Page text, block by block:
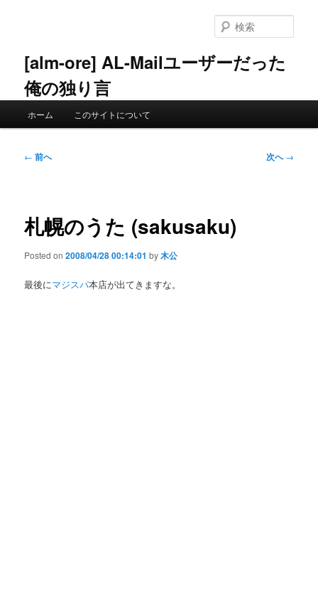
ン
へ
[alm-ore] AL-Mailユーザーだった
俺の独り言
索
ホーム このサイトについて
投
ゲ
ー
ョ
← 前へ 次へ→
札幌のうた (sakusaku)
Posted on2008/04/28 00:14:01 by木公
最後にマジスパ本店が出てきますな。